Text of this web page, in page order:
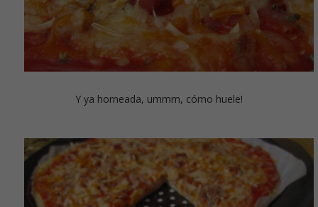
Y ya horneada, ummm, cómo huele!